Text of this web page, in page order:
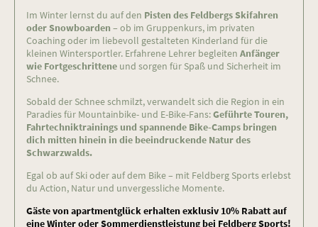
Im Winter lernst du auf den Pisten des Feldbergs Skifahren
oder Snowboarden – ob im Gruppenkurs, im privaten
Coaching oder im liebevoll gestalteten Kinderland für die
kleinen Wintersportler. Erfahrene Lehrer begleiten Anfänger
wie Fortgeschrittene und sorgen für Spaß und Sicherheit im
Schnee.
Sobald der Schnee schmilzt, verwandelt sich die Region in ein
Paradies für Mountainbike- und E-Bike-Fans:Geführte Touren,
Fahrtechniktrainings und spannende Bike-Camps bringen
dich mitten hinein in die beeindruckende Natur des
Schwarzwalds.
Egal ob auf Ski oder auf dem Bike – mit Feldberg Sports erlebst
du Action, Natur und unvergessliche Momente.
Gäste von apartmentglück erhalten exklusiv 10% Rabatt auf
eine Winter oder Sommerdienstleistung bei Feldberg Sports!